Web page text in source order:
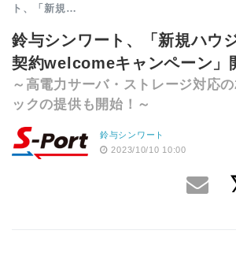
ト、「新規…
鈴与シンワート、「新規ハウ
契約welcomeキャンペーン」
～高電力サーバ・ストレージ対応
ックの提供も開始！～
鈴与シンワート
2023/10/10 10:00